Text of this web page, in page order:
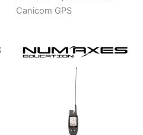
Canicom GPS